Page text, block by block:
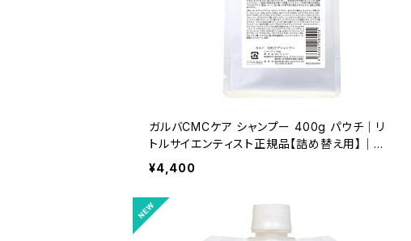
ガルバCMCケア シャンプー 400g パウチ｜リ
トルサイエンティスト正規品【詰め替え用】｜年
齢とともに変化する髪を、やさしく洗い整えるホ
ームケア。
¥4,400